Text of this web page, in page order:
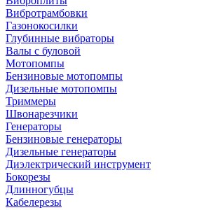
Вибротрамбовки
Газонокосилки
Глубинные вибраторы
Валы с буловой
Мотопомпы
Бензиновые мотопомпы
Дизельные мотопомпы
Триммеры
Швонарезчики
Генераторы
Бензиновые генераторы
Дизельные генераторы
Диэлектрический инструмент
Бокорезы
Длинногубцы
Кабелерезы